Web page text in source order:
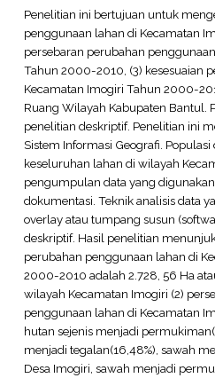
Penelitian ini bertujuan untuk
penggunaan lahan di Kecamatan
persebaran perubahan
Tahun 2000-2010, (3) kesesuaian
Kecamatan Imogiri Tahun 2000-
Ruang Wilayah Kabupaten Bantul.
penelitian deskriptif. Penelitian ini
Sistem Informasi Geografi.
keseluruhan lahan di wilayah
pengumpulan data yang
dokumentasi. Teknik analisis data
overlay atau tumpang susun
deskriptif. Hasil penelitian
perubahan penggunaan lahan di
2000-2010 adalah 2.728, 56 Ha
wilayah Kecamatan Imogiri (2)
penggunaan lahan di Kecamatan
hutan sejenis menjadi
menjadi tegalan(16,48%), sawah
Desa Imogiri, sawah menjadi